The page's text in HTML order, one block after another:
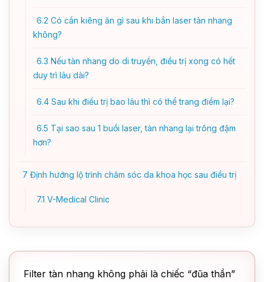
6.2 Có cần kiêng ăn gì sau khi bắn laser tàn nhang
không?
6.3 Nếu tàn nhang do di truyền, điều trị xong có hết
duy trì lâu dài?
6.4 Sau khi điều trị bao lâu thì có thể trang điểm lại?
6.5 Tại sao sau 1 buổi laser, tàn nhang lại trông đậm
hơn?
7 Định hướng lộ trình chăm sóc da khoa học sau điều trị
7.1 V-Medical Clinic
Filter tàn nhang không phải là chiếc “đũa thần”